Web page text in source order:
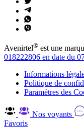
Avenirtel® est une
018222806 en date du
Informations
Politique de
Paramètres des
Nos voyants
Favoris